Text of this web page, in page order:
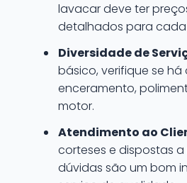
lavacar deve ter
detalhados para
Diversidade de
básico, verifique se
enceramento,
motor.
Atendimento ao
corteses e dispostas
dúvidas são um bom